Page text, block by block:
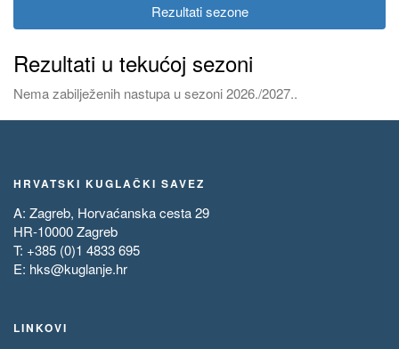
Rezultati sezone
Rezultati u tekućoj sezoni
Nema zabilježenih nastupa u sezoni 2026./2027..
HRVATSKI KUGLAČKI SAVEZ
A: Zagreb, Horvaćanska cesta 29
HR-10000 Zagreb
T: +385 (0)1 4833 695
E: hks@kuglanje.hr
LINKOVI